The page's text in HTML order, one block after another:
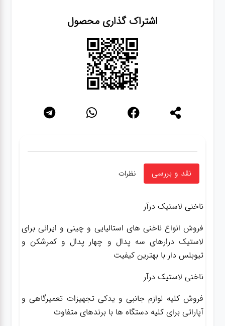
اشتراک گذاری محصول
نقد و بررسی نظرات
ناخنی لاستیک درآر
فروش انواع ناخنی های استالیایی و چینی و ایرانی برای
لاستیک درارهای سه پدال و چهار پدال و کمرشکن و
تیوبلس دار با بهترین کیفیت
ناخنی لاستیک درآر
فروش کلیه لوازم جانبی و یدکی تجهیزات تعمیرگاهی و
آپاراتی برای کلیه دستگاه ها با برندهای متفاوت